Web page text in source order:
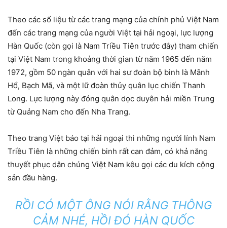
Theo các số liệu từ các trang mạng của chính phủ Việt Nam
đến các trang mạng của người Việt tại hải ngoại, lực lượng
Hàn Quốc (còn gọi là Nam Triều Tiên trước đây) tham chiến
tại Việt Nam trong khoảng thời gian từ năm 1965 đến năm
1972, gồm 50 ngàn quân với hai sư đoàn bộ binh là Mãnh
Hổ, Bạch Mã, và một lữ đoàn thủy quân lục chiến Thanh
Long. Lực lượng này đóng quân dọc duyên hải miền Trung
từ Quảng Nam cho đến Nha Trang.
Theo trang Việt báo tại hải ngoại thì những người lính Nam
Triều Tiên là những chiến binh rất can đảm, có khả năng
thuyết phục dân chúng Việt Nam kêu gọi các du kích cộng
sản đầu hàng.
RỒI CÓ MỘT ÔNG NÓI RẰNG THÔNG
CẢM NHÉ, HỒI ĐÓ HÀN QUỐC